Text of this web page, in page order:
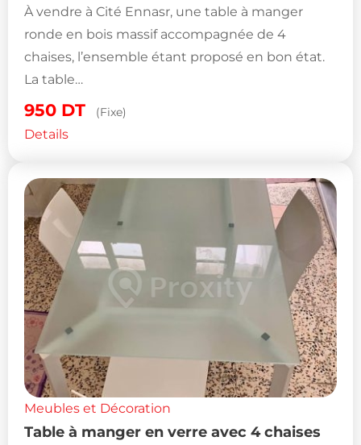
À vendre à Cité Ennasr, une table à manger
ronde en bois massif accompagnée de 4
chaises, l’ensemble étant proposé en bon état.
La table…
950 DT (Fixe)
Details
Meubles et Décoration
Table à manger en verre avec 4 chaises